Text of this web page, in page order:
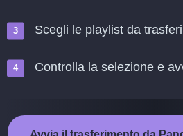
Scegli le playlist da
Controlla la selezione e